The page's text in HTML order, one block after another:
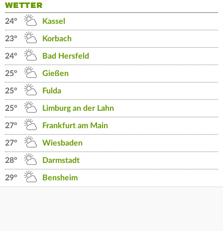
WETTER
24° Kassel
23° Korbach
24° Bad Hersfeld
25° Gießen
25° Fulda
25° Limburg an der Lahn
27° Frankfurt am Main
27° Wiesbaden
28° Darmstadt
29° Bensheim